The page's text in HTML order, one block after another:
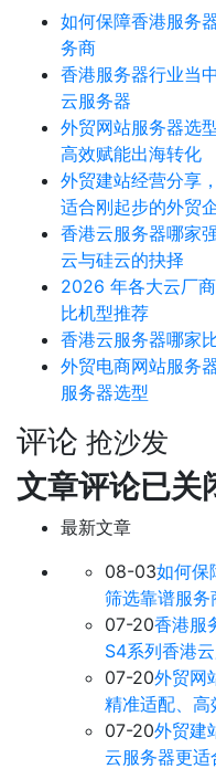
如何保障香港服务
务商
香港服务器行业当
云服务器
外贸网站服务器选
高效赋能出海转化
外贸建站经营分享
适合刚起步的外贸
香港云服务器哪家
云与硅云的抉择
2026 年各大云厂
比机型推荐
香港云服务器哪家
外贸电商网站服务
服务器选型
评论 抢沙发
文章评论已关
最新文章
08-03如何保
筛选靠谱服务
07-20香港服
S4系列香港
07-20外贸网
精准适配、
07-20外贸建
云服务器更